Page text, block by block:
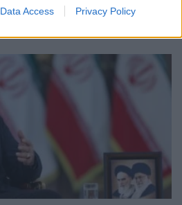
Data Access Privacy Policy